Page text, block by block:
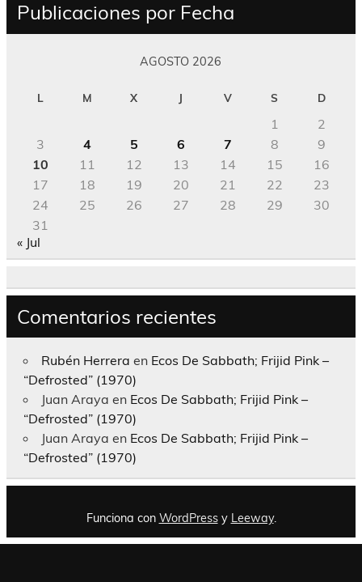
Publicaciones por Fecha
AGOSTO 2026
L M X J V S D
1
2
3
4 5 6 7 8
9
10
11 12 13 14 15
16
17
18 19 20 21 22
23
24
25 26 27 28 29
30
31
« Jul
Comentarios recientes
Rubén Herrera en Ecos De Sabbath; Frijid Pink –
“Defrosted” (1970)
Juan Araya en Ecos De Sabbath; Frijid Pink –
“Defrosted” (1970)
Juan Araya en Ecos De Sabbath; Frijid Pink –
“Defrosted” (1970)
Funciona con WordPressy Leeway.